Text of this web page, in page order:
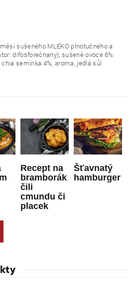
sušeného MLÉKO plnotučného a
difosforečnany), sušené ovoce 6%
semínka 4%, aroma, jedlá sůl
Recept na
bramborák
čili
cmundu či
placek
Šťavnatý
hamburger